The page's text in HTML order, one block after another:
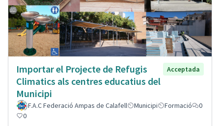
Importar el Projecte de Refugis
Climatics als centres educatius del
Municipi
Acceptada
F.A.C Federació Ampas de Calafell Municipi Formació
0
0